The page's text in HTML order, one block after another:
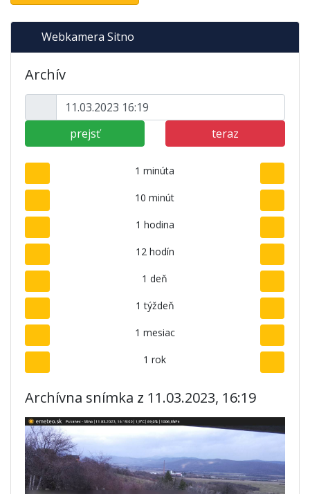
Webkamera Sitno
Archív
prejsť teraz
1 minúta
10 minút
1 hodina
12 hodín
1 deň
1 týždeň
1 mesiac
1 rok
Archívna snímka z 11.03.2023, 16:19